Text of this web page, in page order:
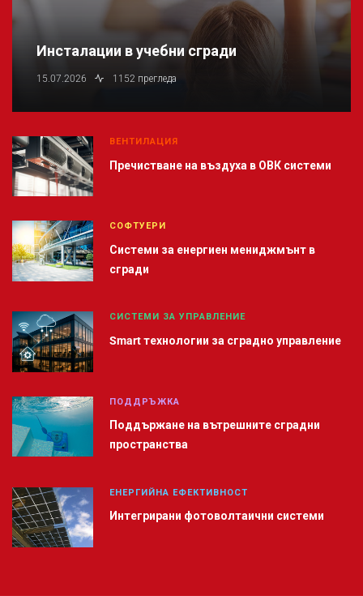
Инсталации в учебни сгради
15.07.2026 1152 прегледа
ВЕНТИЛАЦИЯ
Пречистване на въздуха в ОВК системи
СОФТУЕРИ
Системи за енергиен мениджмънт в
сгради
СИСТЕМИ ЗА УПРАВЛЕНИЕ
Smart технологии за сградно управление
ПОДДРЪЖКА
Поддържане на вътрешните сградни
пространства
ЕНЕРГИЙНА ЕФЕКТИВНОСТ
Интегрирани фотоволтаични системи